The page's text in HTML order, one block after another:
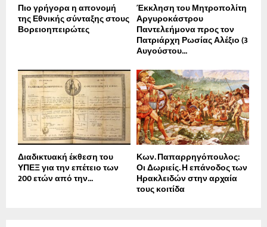
Πιο γρήγορα η απονοµή
της Εθνικής σύνταξης στους
Βορειοηπειρώτες
Έκκληση του Μητροπολίτη
Αργυροκάστρου
Παντελεήμονα προς τον
Πατριάρχη Ρωσίας Αλέξιο (3
Αυγούστου...
Διαδικτυακή έκθεση του
ΥΠΕΞ για την επέτειο των
200 ετών από την...
Κων. Παπαρρηγόπουλος:
Οι Δωριείς. Η επάνοδος των
Ηρακλειδών στην αρχαία
τους κοιτίδα